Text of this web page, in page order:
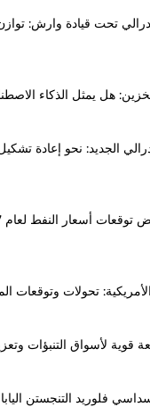
تحت قيادة وارش:
هل يمثل الذكاء
الجديد: نحو إعادة
تحولات وتوقعات
فلوريد التنجستن